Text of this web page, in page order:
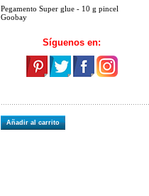
Pegamento Super glue - 10 g pincel
Goobay
Síguenos en:
Añadir al carrito